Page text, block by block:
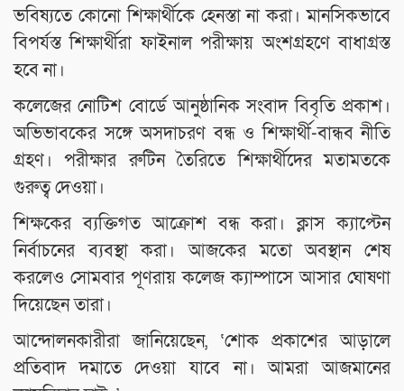
ভবিষ্যতে কোনো শিক্ষার্থীকে হেনস্তা না করা। মানসিকভাবে
বিপর্যস্ত শিক্ষার্থীরা ফাইনাল পরীক্ষায় অংশগ্রহণে বাধাগ্রস্ত
হবে না।
কলেজের নোটিশ বোর্ডে আনুষ্ঠানিক সংবাদ বিবৃতি প্রকাশ।
অভিভাবকের সঙ্গে অসদাচরণ বন্ধ ও শিক্ষার্থী-বান্ধব নীতি
গ্রহণ। পরীক্ষার রুটিন তৈরিতে শিক্ষার্থীদের মতামতকে
গুরুত্ব দেওয়া।
শিক্ষকের ব্যক্তিগত আক্রোশ বন্ধ করা। ক্লাস ক্যাপ্টেন
নির্বাচনের ব্যবস্থা করা। আজকের মতো অবস্থান শেষ
করলেও সোমবার পূণরায় কলেজ ক্যাম্পাসে আসার ঘোষণা
দিয়েছেন তারা।
আন্দোলনকারীরা জানিয়েছেন, ‘শোক প্রকাশের আড়ালে
প্রতিবাদ দমাতে দেওয়া যাবে না। আমরা আজমানের